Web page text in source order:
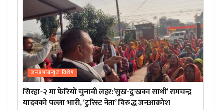
जनप्रभाबन्युज विशेष
सिरहा-२ मा फेरियो चुनावी लहर:’सुख-दुःखका साथी’ रामचन्द्र
यादवको पल्ला भारी, ‘टुरिस्ट नेता’ विरुद्ध जनआक्रोश